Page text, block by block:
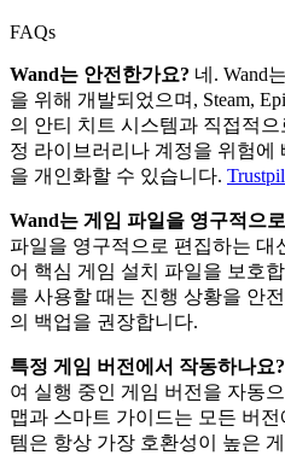
FAQs
Wand는 안전한가요? 네. Wand
을 위해 개발되었으며, Steam,
의 안티 치트 시스템과 직접적
정 라이브러리나 계정을 위험에
을 개인화할 수 있습니다.
Wand는 게임 파일을 영구적으
파일을 영구적으로 편집하는 대
어 핵심 게임 설치 파일을 보호
를 사용할 때는 진행 상황을 안
의 백업을 권장합니다.
특정 게임 버전에서 작동하나요?
여 실행 중인 게임 버전을 자동
맵과 스마트 가이드는 모든 버
템은 항상 가장 호환성이 높은